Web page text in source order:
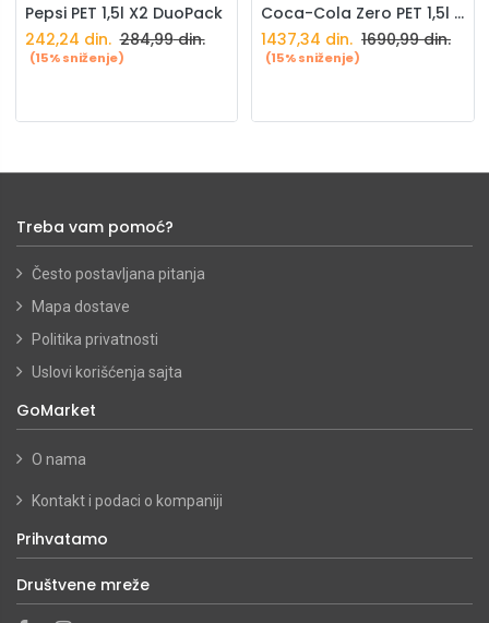
Pepsi PET 1,5l X2 DuoPack
242,24 din. 284,99din.
(15% sniženje)
Coca-Cola Zero PET 1,5l X9 paket
1437,34 din. 1690,99din.
(15% sniženje)
Treba vam pomoć?
Često postavljana pitanja
Mapa dostave
Politika privatnosti
Uslovi korišćenja sajta
GoMarket
O nama
Kontakt i podaci o kompaniji
Prihvatamo
Društvene mreže